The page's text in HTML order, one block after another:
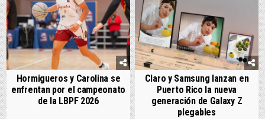
Hormigueros y Carolina se
enfrentan por el campeonato
de la LBPF 2026
Claro y Samsung lanzan en
Puerto Rico la nueva
generación de Galaxy Z
plegables